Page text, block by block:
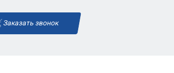
Заказать звонок